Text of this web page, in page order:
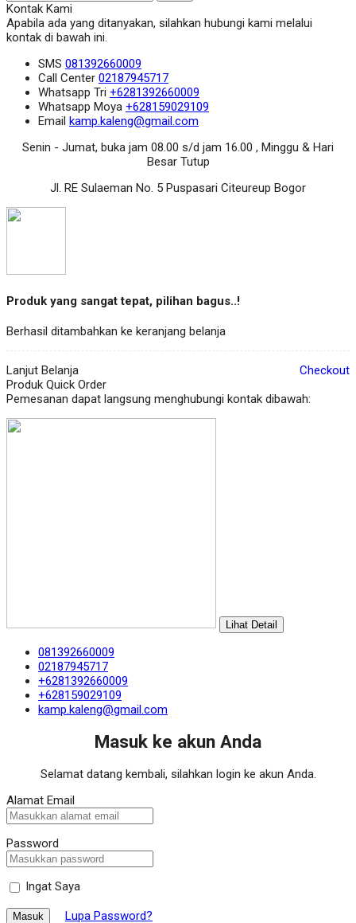
Kontak Kami
Apabila ada yang ditanyakan, silahkan hubungi kami melalui
kontak di bawah ini.
SMS 081392660009
Call Center 02187945717
Whatsapp Tri +6281392660009
Whatsapp Moya +628159029109
Email kamp.kaleng@gmail.com
Senin - Jumat, buka jam 08.00 s/d jam 16.00 , Minggu & Hari
Besar Tutup
Jl. RE Sulaeman No. 5 Puspasari Citeureup Bogor
Produk yang sangat tepat, pilihan bagus..!
Berhasil ditambahkan ke keranjang belanja
Lanjut Belanja
Checkout
Produk Quick Order
Pemesanan dapat langsung menghubungi kontak dibawah:
Lihat Detail
081392660009
02187945717
+6281392660009
+628159029109
kamp.kaleng@gmail.com
Masuk ke akun Anda
Selamat datang kembali, silahkan login ke akun Anda.
Alamat Email
Password
Ingat Saya
Masuk Lupa Password?